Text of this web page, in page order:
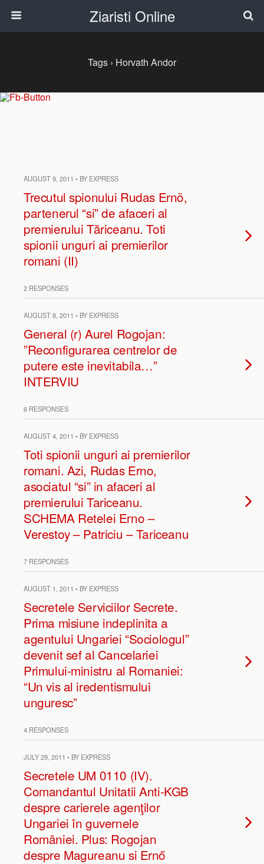
Ziaristi Online
Tags › Horvath Andor
AUGUST 9, 2011 • BY EXPRESS
Trecutul spionului Rudas Ernö,
partenerul “si” de afaceri al
premierului Tăriceanu. Toti
spionii unguri ai premierilor
romani (II)
2 RESPONSES
AUGUST 8, 2011 • BY EXPRESS
General (r) Aurel Rogojan:
”Reconfigurarea centrelor de
putere este inevitabila…”
INTERVIU
6 RESPONSES
AUGUST 4, 2011 • BY EXPRESS
Toti spionii unguri ai premierilor
romani. Azi, Rudas Erno,
asociatul “si” in afaceri al
premierului Tariceanu.
SCHEMA Retelei Erno –
Verestoy – Patriciu – Tariceanu
7 RESPONSES
AUGUST 1, 2011 • BY EXPRESS
Secretele Serviciilor Secrete.
Prima misiune indeplinita a
agentului Ungariei “Sociologul”
devenit sef al Cancelariei
Primului-ministru al Romaniei:
“Un vis al iredentismului
unguresc”
4 RESPONSES
JULY 29, 2011 • BY EXPRESS
Secretele UM 0110 (IV).
Comandantul Unitatii Anti-KGB
despre carierele agenţilor
Ungariei în guvernele
României. Plus: Rogojan
despre Magureanu si Ernő